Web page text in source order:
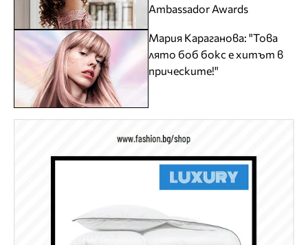
Ambassador Awards
Мария Караганова: "Това
лято боб бокс е хитът в
прическите!"